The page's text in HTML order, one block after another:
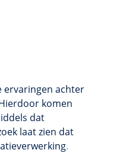
ervaringen achter
komen
dat
laat zien dat
.